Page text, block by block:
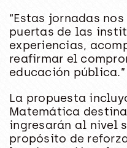
“Estas jornadas
puertas de las
experiencias,
reafirmar el
educación pública.”
La propuesta
Matemática
ingresarán al nivel
propósito de